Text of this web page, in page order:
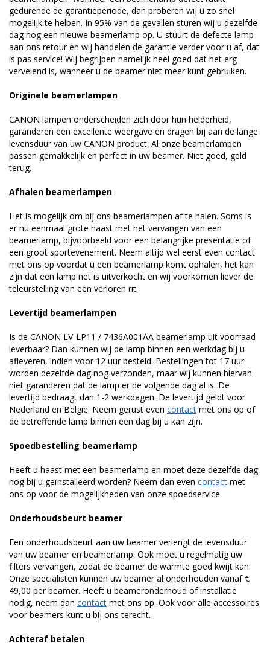
gedurende de garantieperiode, dan proberen wij u zo snel
mogelijk te helpen. In 95% van de gevallen sturen wij u dezelfde
dag nog een nieuwe beamerlamp op. U stuurt de defecte lamp
aan ons retour en wij handelen de garantie verder voor u af, dat
is pas service! Wij begrijpen namelijk heel goed dat het erg
vervelend is, wanneer u de beamer niet meer kunt gebruiken.
Originele beamerlampen
CANON lampen onderscheiden zich door hun helderheid,
garanderen een excellente weergave en dragen bij aan de lange
levensduur van uw CANON product. Al onze beamerlampen
passen gemakkelijk en perfect in uw beamer. Niet goed, geld
terug.
Afhalen beamerlampen
Het is mogelijk om bij ons beamerlampen af te halen. Soms is
er nu eenmaal grote haast met het vervangen van een
beamerlamp, bijvoorbeeld voor een belangrijke presentatie of
een groot sportevenement. Neem altijd wel eerst even contact
met ons op voordat u een beamerlamp komt ophalen, het kan
zijn dat een lamp net is uitverkocht en wij voorkomen liever de
teleurstelling van een verloren rit.
Levertijd beamerlampen
Is de CANON LV-LP11 / 7436A001AA beamerlamp uit voorraad
leverbaar? Dan kunnen wij de lamp binnen een werkdag bij u
afleveren, indien voor 12 uur besteld. Bestellingen tot 17 uur
worden dezelfde dag nog verzonden, maar wij kunnen hiervan
niet garanderen dat de lamp er de volgende dag al is. De
levertijd bedraagt dan 1-2 werkdagen. De levertijd geldt voor
Nederland en België. Neem gerust even contact met ons op of
de betreffende lamp binnen een dag bij u kan zijn.
Spoedbestelling beamerlamp
Heeft u haast met een beamerlamp en moet deze dezelfde dag
nog bij u geïnstalleerd worden? Neem dan even contact met
ons op voor de mogelijkheden van onze spoedservice.
Onderhoudsbeurt beamer
Een onderhoudsbeurt aan uw beamer verlengt de levensduur
van uw beamer en beamerlamp. Ook moet u regelmatig uw
filters vervangen, zodat de beamer de warmte goed kwijt kan.
Onze specialisten kunnen uw beamer al onderhouden vanaf €
49,00 per beamer. Heeft u beameronderhoud of installatie
nodig, neem dan contact met ons op. Ook voor alle accessoires
voor beamers kunt u bij ons terecht.
Achteraf betalen